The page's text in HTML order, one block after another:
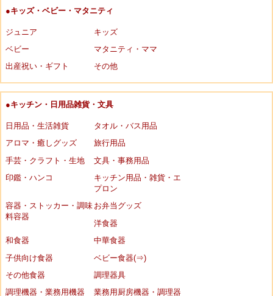
●キッズ・ベビー・マタニティ
ジュニア
キッズ
ベビー
マタニティ・ママ
出産祝い・ギフト
その他
●キッチン・日用品雑貨・文具
日用品・生活雑貨
タオル・バス用品
アロマ・癒しグッズ
旅行用品
手芸・クラフト・生地
文具・事務用品
印鑑・ハンコ
キッチン用品・雑貨・エ
プロン
容器・ストッカー・調味
料容器
お弁当グッズ
洋食器
和食器
中華食器
子供向け食器
ベビー食器(⇒)
その他食器
調理器具
調理機器・業務用機器
業務用厨房機器・調理器